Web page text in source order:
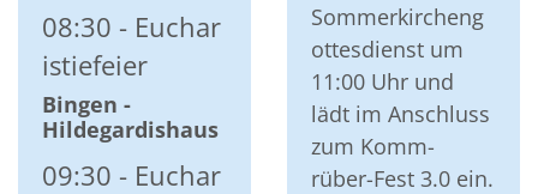
08:30
Euchar
istiefeier
Bingen -
Hildegardishaus
09:30
Euchar
Sommerkircheng
ottesdienst um
11:00 Uhr und
lädt im Anschluss
zum Komm-
rüber-Fest 3.0 ein.